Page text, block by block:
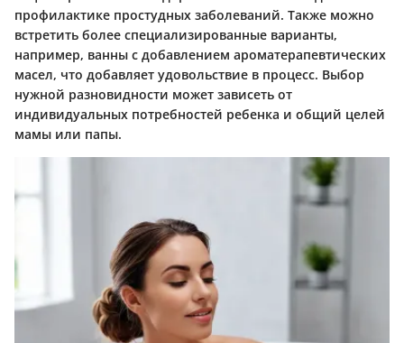
профилактике простудных заболеваний. Также можно
встретить более специализированные варианты,
например, ванны с добавлением ароматерапевтических
масел, что добавляет удовольствие в процесс. Выбор
нужной разновидности может зависеть от
индивидуальных потребностей ребенка и общий целей
мамы или папы.